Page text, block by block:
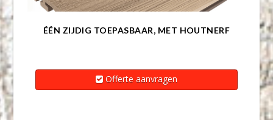
ÉÉN ZIJDIG TOEPASBAAR, MET HOUTNERF
Offerte aanvragen